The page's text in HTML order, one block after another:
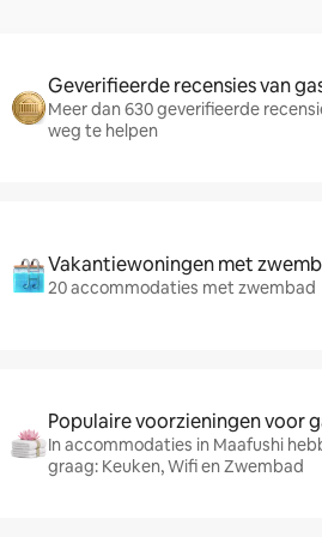
Geverifieerde recensies van
Meer dan 630 geverifieerde
weg te helpen
Vakantiewoningen met
20 accommodaties met zwembad
Populaire voorzieningen voor
In accommodaties in Maafushi
graag: Keuken, Wifi en Zwembad